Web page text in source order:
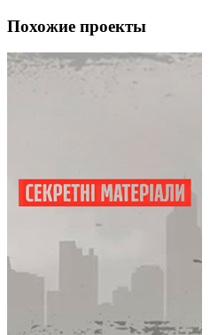
Похожие проекты